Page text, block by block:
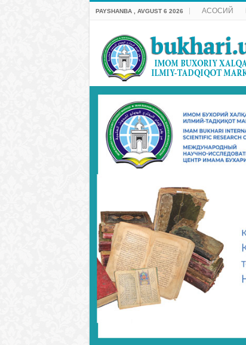
PAYSHANBA , AVGUST 6 2026 АСОСИЙ